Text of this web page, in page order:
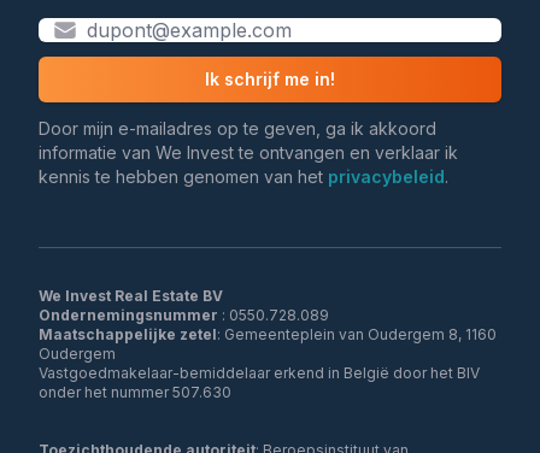
Ik schrijf me in!
Door mijn e-mailadres op te geven, ga ik akkoord
informatie van We Invest te ontvangen en verklaar ik
kennis te hebben genomen van het privacybeleid.
We Invest Real Estate BV
Ondernemingsnummer
Maatschappelijke zetel: Gemeenteplein van Oudergem 8, 1160
Oudergem
Vastgoedmakelaar-bemiddelaar erkend in België door het BIV
onder het nummer 507.630